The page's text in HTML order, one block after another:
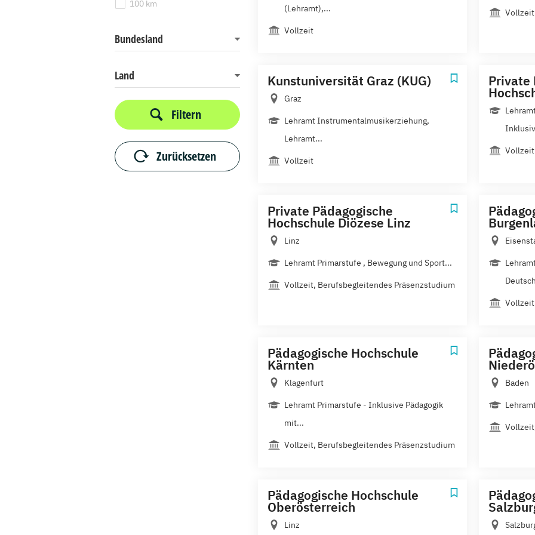
100 km
Bundesland
Land
Filtern
Zurücksetzen
(Lehramt),...
Vollzeit
Vollzeit
Kunstuniversität Graz (KUG)
Graz
Lehramt Instrumentalmusikerziehung,
Lehramt...
Vollzeit
Private
Vollzeit
Private Pädagogische
Hochschule Diözese Linz
Linz
Lehramt Primarstufe , Bewegung und Sport...
Vollzeit, Berufsbegleitendes Präsenzstudium
Vollzeit
Pädagogische Hochschule
Kärnten
Klagenfurt
Lehramt Primarstufe - Inklusive Pädagogik
mit...
Vollzeit, Berufsbegleitendes Präsenzstudium
Baden
Pädagogische Hochschule
Oberösterreich
Linz